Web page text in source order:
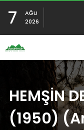
7
AĞU
2026
HEMŞİN
(1950)